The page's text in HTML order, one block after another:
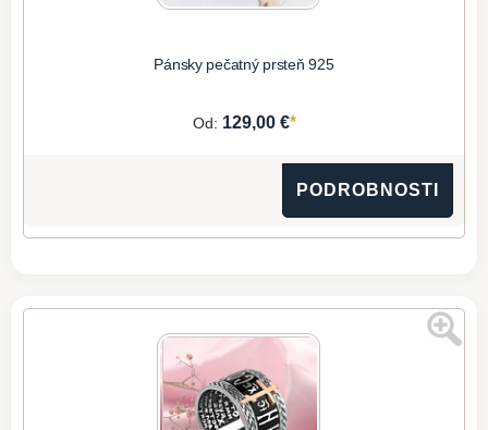
Pánsky pečatný prsteň 925
Od: 129,00 €*
PODROBNOSTI